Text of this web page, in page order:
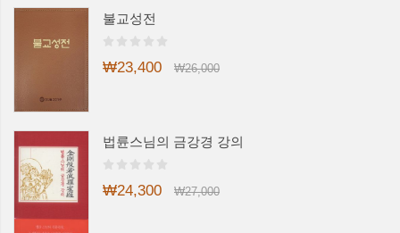
불교성전
₩23,400 ₩26,000
법륜스님의 금강경 강의
₩24,300 ₩27,000